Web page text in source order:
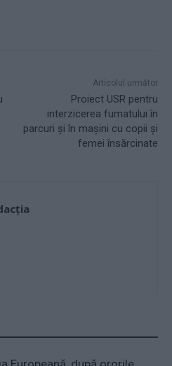
Articolul următor
Proiect USR pentru
interzicerea fumatului în
parcuri şi în maşini cu copii şi
femei însărcinate